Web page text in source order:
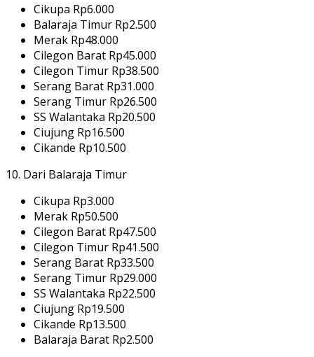
Cikupa Rp6.000
Balaraja Timur Rp2.500
Merak Rp48.000
Cilegon Barat Rp45.000
Cilegon Timur Rp38.500
Serang Barat Rp31.000
Serang Timur Rp26.500
SS Walantaka Rp20.500
Ciujung Rp16.500
Cikande Rp10.500
10. Dari Balaraja Timur
Cikupa Rp3.000
Merak Rp50.500
Cilegon Barat Rp47.500
Cilegon Timur Rp41.500
Serang Barat Rp33.500
Serang Timur Rp29.000
SS Walantaka Rp22.500
Ciujung Rp19.500
Cikande Rp13.500
Balaraja Barat Rp2.500